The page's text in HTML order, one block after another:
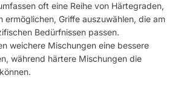
oft eine Reihe von Härtegraden,
ermöglichen, Griffe auszuwählen, die am
Bedürfnissen passen.
weichere Mischungen eine bessere
während härtere Mischungen die